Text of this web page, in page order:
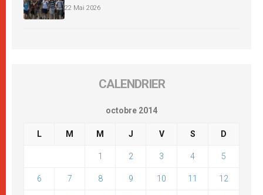
22 Mai 2026
CALENDRIER
octobre 2014
L M M J V S D
1 2 3 4 5
6 7 8 9 10 11 12